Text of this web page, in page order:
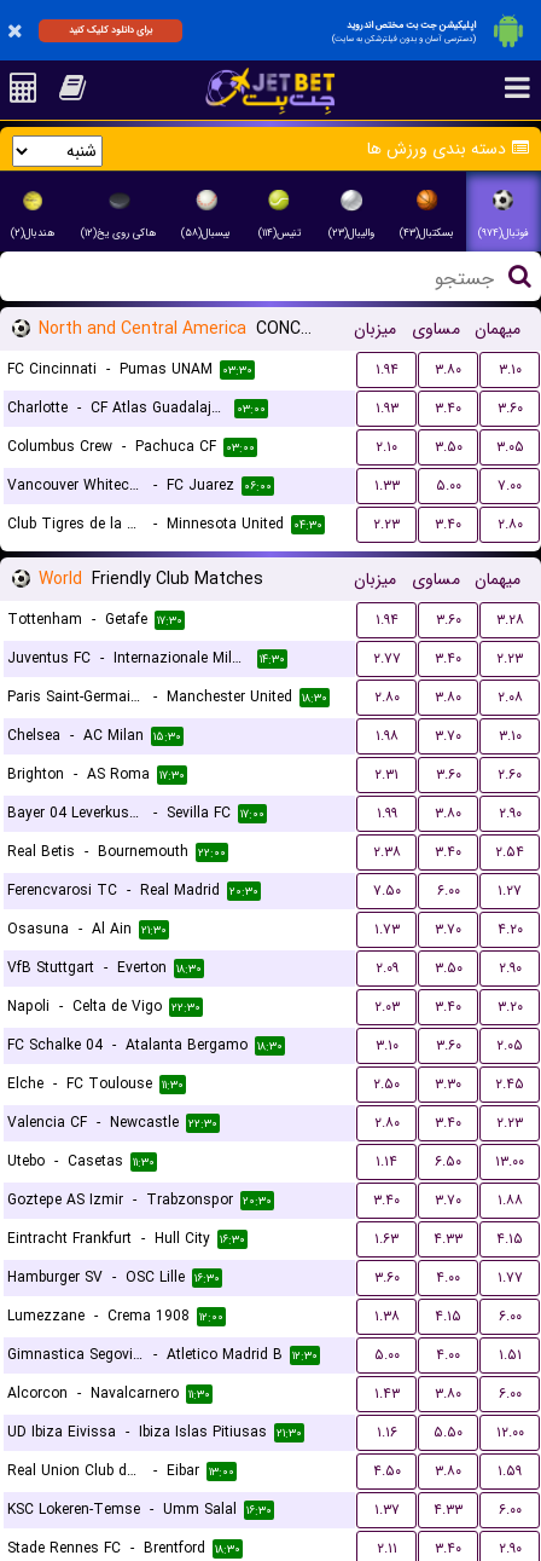
اپلیکیشن جت بت مختص اندروید
(دسترسی آسان و بدون فیلترشکن به سایت)
برای دانلود کلیک کنید
دسته بندی ورزش ها
فوتبال(۹۷۴) بسکتبال(۴۳) والیبال(۲۳) تنیس(۱۱۴) بیسبال(۵۸) هاکی روی یخ(۱۲) هندبال(۲)
North and Central America CONCACAF Leagues Cup میزبان مساوی میهمان
FC Cincinnati - Pumas UNAM ۰۳:۳۰ ۱.۹۴ ۳.۸۰
۳.۱۰
Charlotte - CF Atlas Guadalajara ۰۳:۰۰ ۱.۹۳ ۳.۴۰
۳.۶۰
Columbus Crew - Pachuca CF ۰۳:۰۰ ۲.۱۰ ۳.۵۰
۳.۰۵
Vancouver Whitecaps
- FC Juarez ۰۶:۰۰ ۱.۳۳ ۵.۰۰
۷.۰۰
Club Tigres de la UANL
- Minnesota United ۰۴:۳۰ ۲.۲۳ ۳.۴۰ ۲.۸۰
World Friendly Club Matches میزبان مساوی میهمان
Tottenham - Getafe ۱۷:۳۰ ۱.۹۴ ۳.۶۰
۳.۲۸
Juventus FC - Internazionale Milano ۱۴:۳۰ ۲.۷۷ ۳.۴۰
۲.۲۳
Paris Saint-Germain FC
- Manchester United ۱۸:۳۰ ۲.۸۰ ۳.۸۰
۲.۰۸
Chelsea - AC Milan ۱۵:۳۰ ۱.۹۸ ۳.۷۰
۳.۱۰
Brighton - AS Roma ۱۷:۳۰ ۲.۳۱ ۳.۶۰
۲.۶۰
Bayer 04 Leverkusen
- Sevilla FC ۱۷:۰۰ ۱.۹۹ ۳.۸۰
۲.۹۰
Real Betis - Bournemouth ۲۲:۰۰ ۲.۳۸ ۳.۴۰
۲.۵۴
Ferencvarosi TC - Real Madrid ۲۰:۳۰ ۷.۵۰ ۶.۰۰
۱.۲۷
Osasuna - Al Ain ۲۱:۳۰ ۱.۷۳ ۳.۷۰
۴.۲۰
VfB Stuttgart - Everton ۱۸:۳۰ ۲.۰۹ ۳.۵۰
۲.۹۰
Napoli - Celta de Vigo ۲۲:۳۰ ۲.۰۳ ۳.۴۰
۳.۲۰
FC Schalke 04 - Atalanta Bergamo ۱۸:۳۰ ۳.۱۰ ۳.۶۰
۲.۰۵
Elche - FC Toulouse ۱۱:۳۰ ۲.۵۰ ۳.۳۰
۲.۴۵
Valencia CF - Newcastle ۲۲:۳۰ ۲.۸۰ ۳.۴۰
۲.۲۳
Utebo - Casetas ۱۱:۳۰ ۱.۱۴ ۶.۵۰
۱۳.۰۰
Goztepe AS Izmir - Trabzonspor ۲۰:۳۰ ۳.۴۰ ۳.۷۰
۱.۸۸
Eintracht Frankfurt - Hull City ۱۶:۳۰ ۱.۶۳ ۴.۳۳
۴.۱۵
Hamburger SV - OSC Lille ۱۶:۳۰ ۳.۶۰ ۴.۰۰
۱.۷۷
Lumezzane - Crema 1908 ۱۲:۰۰ ۱.۳۸ ۴.۱۵
۶.۰۰
Gimnastica Segoviana - Atletico Madrid B ۱۲:۳۰ ۵.۰۰ ۴.۰۰
۱.۵۱
Alcorcon - Navalcarnero ۱۱:۳۰ ۱.۴۳ ۳.۸۰
۶.۰۰
UD Ibiza Eivissa - Ibiza Islas Pitiusas ۲۱:۳۰ ۱.۱۶ ۵.۵۰
۱۲.۰۰
Real Union Club de Irun
- Eibar ۱۳:۰۰ ۴.۵۰ ۳.۸۰
۱.۵۹
KSC Lokeren-Temse - Umm Salal ۱۶:۳۰ ۱.۳۷ ۴.۳۳
۶.۰۰
Stade Rennes FC - Brentford ۱۸:۳۰ ۲.۱۱ ۳.۴۰
۲.۹۰